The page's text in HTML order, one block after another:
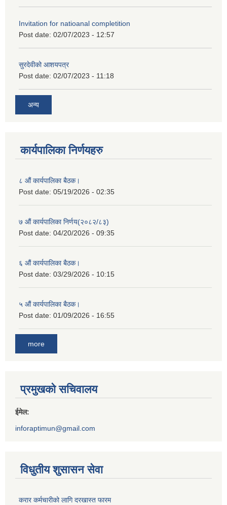
Invitation for natioanal completition
Post date: 02/07/2023 - 12:57
सुरदेवीको आशयपत्र
Post date: 02/07/2023 - 11:18
अन्य
कार्यपालिका निर्णयहरु
८ औं कार्यपालिका बैठक।
Post date: 05/19/2026 - 02:35
७ औं कार्यपालिका निर्णय(२०८२/८३)
Post date: 04/20/2026 - 09:35
६ औं कार्यपालिका बैठक।
Post date: 03/29/2026 - 10:15
५ औं कार्यपालिका बैठक।
Post date: 01/09/2026 - 16:55
more
प्रमुखको सचिवालय
ईमेल:
inforaptimun@gmail.com
विधुतीय शुसासन सेवा
करार कर्मचारीको लागि दरखास्त फारम